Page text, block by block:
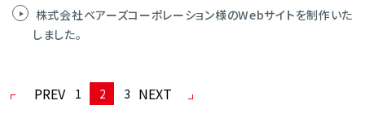
株式会社ベアーズコーポレーション様のWebサイトを制作いた
しました。
PREV 1 2 3 NEXT